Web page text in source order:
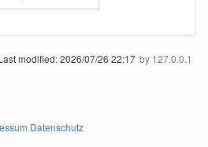
modified:2026/07/26 22:17 by 127.0.0.1
Datenschutz